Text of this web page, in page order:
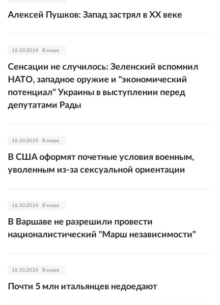
Алексей Пушков: Запад застрял в ХХ веке
16.10.2024 В мире
Сенсации не случилось: Зеленский вспомнил
НАТО, западное оружие и "экономический
потенциал" Украины в выступлении перед
депутатами Рады
16.10.2024 В мире
В США оформят почетные условия военным,
уволенным из-за сексуальной ориентации
16.10.2024 В мире
В Варшаве не разрешили провести
националистический "Марш независимости"
16.10.2024 В мире
Почти 5 млн итальянцев недоедают